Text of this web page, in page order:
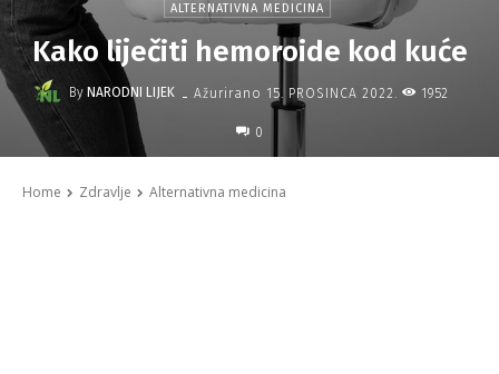
ALTERNATIVNA MEDICINA
Kako liječiti hemoroide kod kuće
By NARODNI LIJEK - Ažurirano 15. PROSINCA 2022. 1952
0
Home Zdravlje Alternativna medicina